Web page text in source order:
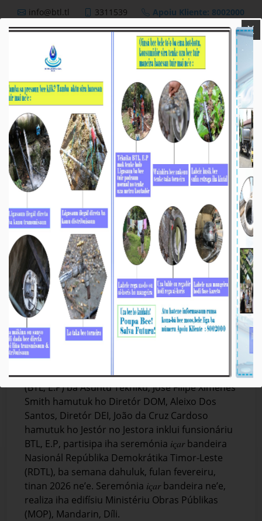
info@btl.tl 3311539 Apoiu Kliente: 8002000
𝐁𝐓𝐋, 𝐄.𝐏 𝐏𝐚𝐫𝐭𝐢𝐬𝐢𝐩𝐚 𝐢𝐡𝐚 𝐒𝐞𝐫𝐞𝐦𝐨́𝐧𝐢𝐚 𝐼𝑐̧𝑎𝑟 𝐁𝐚𝐧𝐝𝐞𝐢𝐫𝐚
𝐍𝐚𝐬𝐢𝐨𝐧𝐚𝐥 𝐑𝐃𝐓𝐋 𝐛𝐚 𝐒𝐞𝐦𝐚𝐧𝐚 𝐃𝐚𝐡𝐮𝐥𝐮𝐤 𝐅𝐮𝐥𝐚𝐧
𝐅𝐞𝐯𝐞𝐫𝐞𝐢𝐫𝐮 𝐧𝐢𝐚𝐧
02-Febreiru-2026
𝐃𝐢́𝐥𝐢, 𝟎𝟐 𝐅𝐞𝐯𝐞𝐫𝐞𝐢𝐫𝐮 𝟐𝟎𝟐𝟔. Vise-Prezidente Komisaun
Ezekutiva (KE) Bee Timor-Leste, Empreza Públika
(BTL, E.P) ba Asuntu Tékniku, José Filipe Ximenes
Smith hamutuk ho Diretór DOM, Aleixo Dos
Santos, Diretór DEI, João da Cruz Cardoso
hamutuk ho Jestór no Jestora inklui funsionáriu
BTL, E.P, partisipa iha seremónia 𝑖𝑐̧𝑎𝑟 bandeira
Nasionál Repúblika Demokrátika Timor-Leste
(RDTL), ba semana dahuluk, fulan fevereiru,
tinan 2026 ne’e. Seremónia 𝑖𝑐̧𝑎𝑟 bandeira ne’e,
realiza iha edifísiu Ministériu Obras Públikas
(MOP), Mandarin, Díli.
X